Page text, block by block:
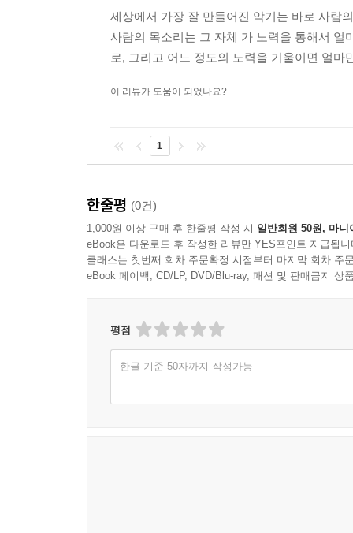
세상에서 가장 잘 만들어진 악기는 바로 사람
사람의 목소리는 그 자체 가 노력을 통해서 얼
로, 그리고 어느 정도의 노력을 기울이면 얼
이 리뷰가 도움이 되었나요?
1
한줄평 (0건)
1,000원 이상 구매 후 한줄평 작성 시 일반회원 50원, 마니
eBook은 다운로드 후 작성한 리뷰만 YES포인트 지급됩니
클래스는 첫번째 회차 주문확정 시점부터 마지막 회차 주
eBook 페이백, CD/LP, DVD/Blu-ray, 패션 및 판매금지 상
평점
한글 기준 50자까지 작성가능